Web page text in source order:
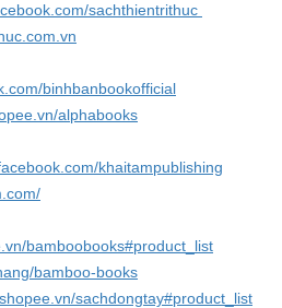
sachthientrithuc
binhbanbookofficial
alphabooks
khaitampublishing
bamboobooks#product_list
bamboo-books
sachdongtay#product_list